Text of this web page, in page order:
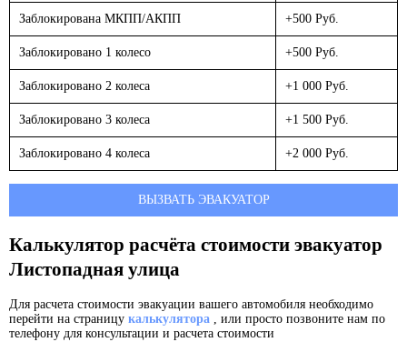
Заблокирована МКПП/АКПП +500 Руб.
Заблокировано 1 колесо +500 Руб.
Заблокировано 2 колеса +1 000 Руб.
Заблокировано 3 колеса +1 500 Руб.
Заблокировано 4 колеса +2 000 Руб.
ВЫЗВАТЬ ЭВАКУАТОР
Калькулятор расчёта стоимости эвакуатор
Листопадная улица
Для расчета стоимости эвакуации вашего автомобиля необходимо
перейти на страницу калькулятора , или просто позвоните нам по
телефону для консультации и расчета стоимости